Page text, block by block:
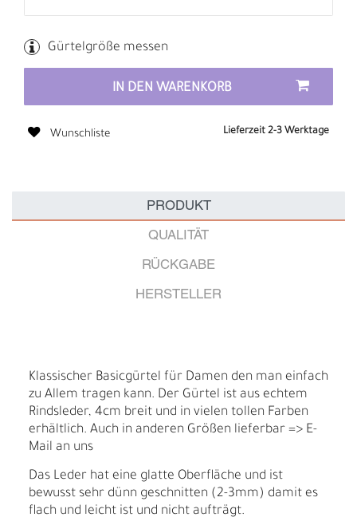
Gürtelgröße messen
IN DEN WARENKORB
Wunschliste Lieferzeit 2-3 Werktage
PRODUKT
QUALITÄT
RÜCKGABE
HERSTELLER
Klassischer Basicgürtel für Damen den man einfach
zu Allem tragen kann. Der Gürtel ist aus echtem
Rindsleder, 4cm breit und in vielen tollen Farben
erhältlich. Auch in anderen Größen lieferbar => E-
Mail an uns
Das Leder hat eine glatte Oberfläche und ist
bewusst sehr dünn geschnitten (2-3mm) damit es
flach und leicht ist und nicht aufträgt.